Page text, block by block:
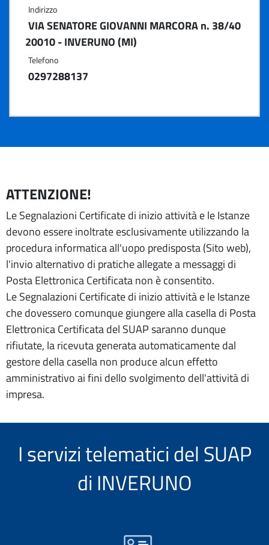
Indirizzo
VIA SENATORE GIOVANNI MARCORA n. 38/40
20010 - INVERUNO (MI)
Telefono
0297288137
ATTENZIONE!
Le Segnalazioni Certificate di inizio attività e le Istanze
devono essere inoltrate esclusivamente utilizzando la
procedura informatica all'uopo predisposta (Sito web),
l'invio alternativo di pratiche allegate a messaggi di
Posta Elettronica Certificata non è consentito.
Le Segnalazioni Certificate di inizio attività e le Istanze
che dovessero comunque giungere alla casella di Posta
Elettronica Certificata del SUAP saranno dunque
rifiutate, la ricevuta generata automaticamente dal
gestore della casella non produce alcun effetto
amministrativo ai fini dello svolgimento dell'attività di
impresa.
I servizi telematici del SUAP
di INVERUNO